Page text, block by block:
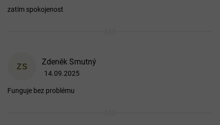
n
í
zatím spokojenost
ZS
Zdeněk Smutný
Hodnocení produktu je 5 z 5 hvězdiček.
14.09.2025
Funguje bez problému